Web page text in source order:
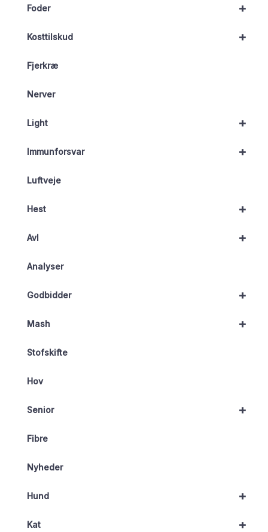
+
Foder
+
Kosttilskud
Fjerkræ
Nerver
+
Light
+
Immunforsvar
Luftveje
+
Hest
+
Avl
Analyser
+
Godbidder
+
Mash
Stofskifte
Hov
+
Senior
Fibre
Nyheder
+
Hund
+
Kat